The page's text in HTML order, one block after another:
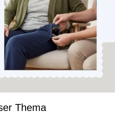
Thema